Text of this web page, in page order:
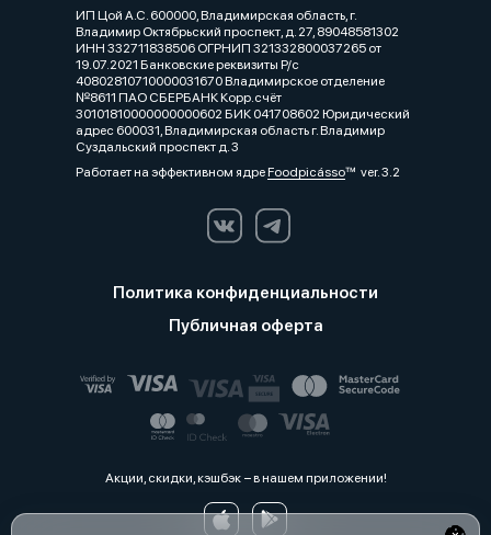
ИП Цой А.С. 600000, Владимирская область, г.
Владимир Октябрьский проспект, д. 27, 89048581302
ИНН 332711838506 ОГРНИП 321332800037265 от
19.07.2021 Банковские реквизиты Р/с
40802810710000031670 Владимирское отделение
№8611 ПАО СБЕРБАНК Корр.счёт
30101810000000000602 БИК 041708602 Юридический
адрес 600031, Владимирская область г. Владимир
Суздальский проспект д. 3
Работает на эффективном ядреFoodpicássover. 3.2
Политика конфиденциальности
Публичная оферта
Акции, скидки, кэшбэк − в нашем приложении!